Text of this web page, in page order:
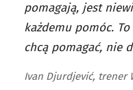
pomagają, jest
każdemu pomóc.
chcą pomagać, nie
Ivan Djurdjević, trener